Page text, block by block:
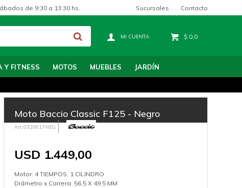
Y FITNESS MOTOS MUEBLES JARDÍN
$ 0,0
de 9:30 a 13:30 hs. Sucursales Contacto
Moto Baccio Classic F125 - Negro
0320617NEG
USD 1.449,00
Motor: 4 TIEMPOS, 1 CILINDRO
Diámetro x Carrera: 56.5 X 49.5 MM